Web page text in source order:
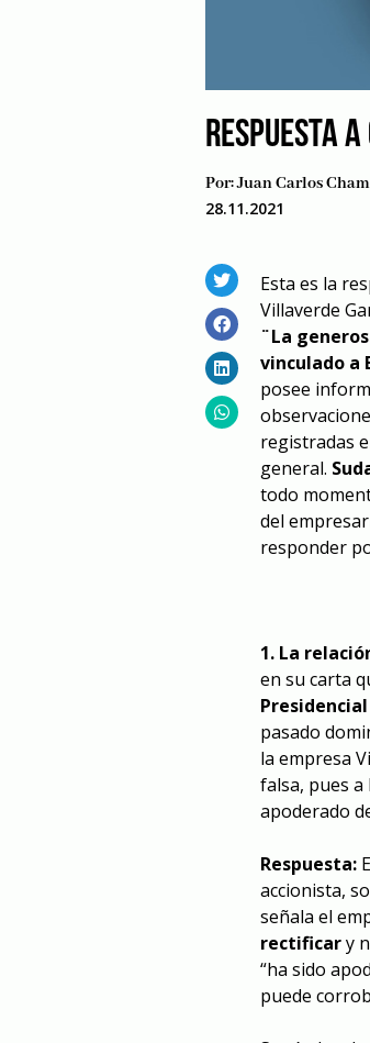
RESPUESTA
Por:Juan Carlos
28.11.2021
Esta es la
Villaverde
¨La
vinculado a
posee
registradas
general.
todo
del
responder
1. La
en su carta
pasado
la empresa
falsa, pues
apoderado
Respuesta:
accionista,
señala el
rectificary
“ha sido
puede